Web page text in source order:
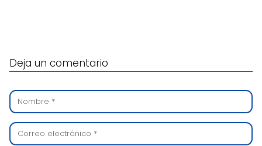
Deja un comentario